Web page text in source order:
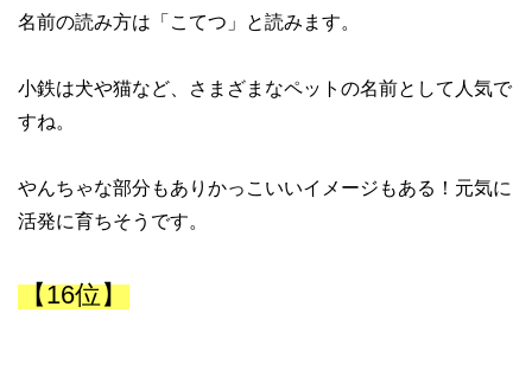
名前の読み方は「こてつ」と読みます。
小鉄は犬や猫など、さまざまなペットの名前として人気で
すね。
やんちゃな部分もありかっこいいイメージもある！元気に
活発に育ちそうです。
【16位】